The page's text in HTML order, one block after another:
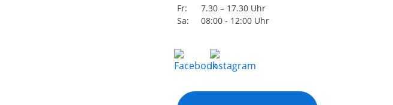
Fr:
7.30 – 17.30 Uhr
Sa:
08:00 - 12:00 Uhr